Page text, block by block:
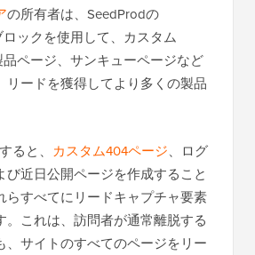
の所有者は、SeedProdの
ックを使用して、カスタム
ページ、サンキューページなど
リードを獲得してより多くの製品
ると、 カスタム404ページ、ログ
び近日公開ページを作成すること
らすべてにリードキャプチャ要素
。これは、訪問者が通常離脱する
、サイトのすべてのページをリー